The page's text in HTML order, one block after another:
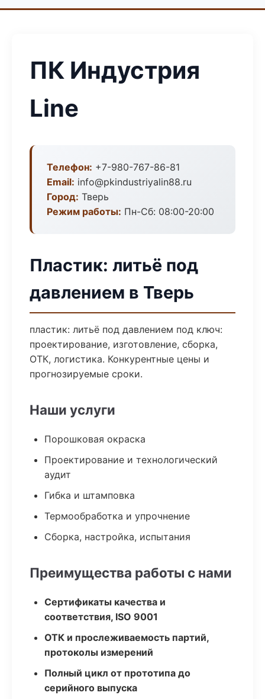
ПК Индустрия
Line
Телефон: +7-980-767-86-81
Email: info@pkindustriyalin88.ru
Город: Тверь
Режим работы: Пн-Сб: 08:00-20:00
Пластик: литьё под
давлением в Тверь
пластик: литьё под давлением под ключ:
проектирование, изготовление, сборка,
ОТК, логистика. Конкурентные цены и
прогнозируемые сроки.
Наши услуги
Порошковая окраска
Проектирование и технологический
аудит
Гибка и штамповка
Термообработка и упрочнение
Сборка, настройка, испытания
Преимущества работы с нами
Сертификаты качества и
соответствия, ISO 9001
ОТК и прослеживаемость партий,
протоколы измерений
Полный цикл от прототипа до
серийного выпуска